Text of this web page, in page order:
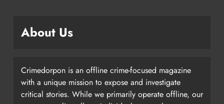
About Us
Crimedorpon is an offline crime-focused magazine
with a unique mission to expose and investigate
critical stories. While we primarily operate offline, our